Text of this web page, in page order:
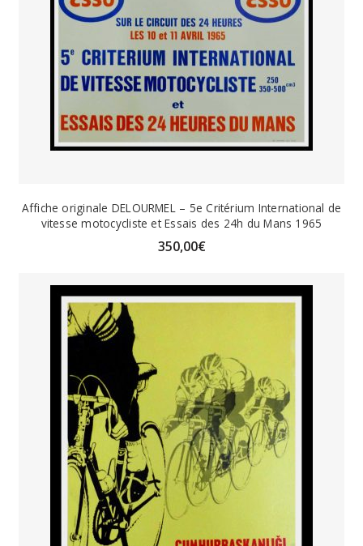
Affiche originale DELOURMEL – 5e Critérium International de
vitesse motocycliste et Essais des 24h du Mans 1965
350,00€